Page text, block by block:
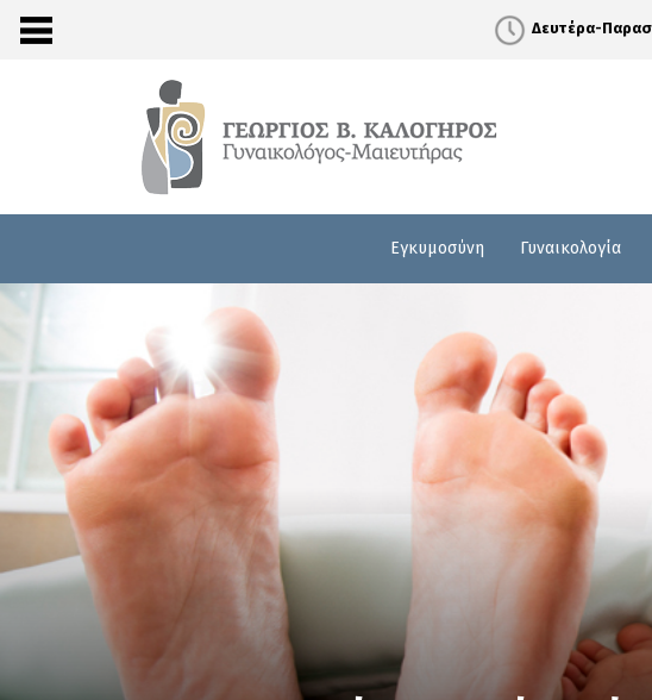
Δευτέρα-
Εγκυμοσύνη Γυναικολογία